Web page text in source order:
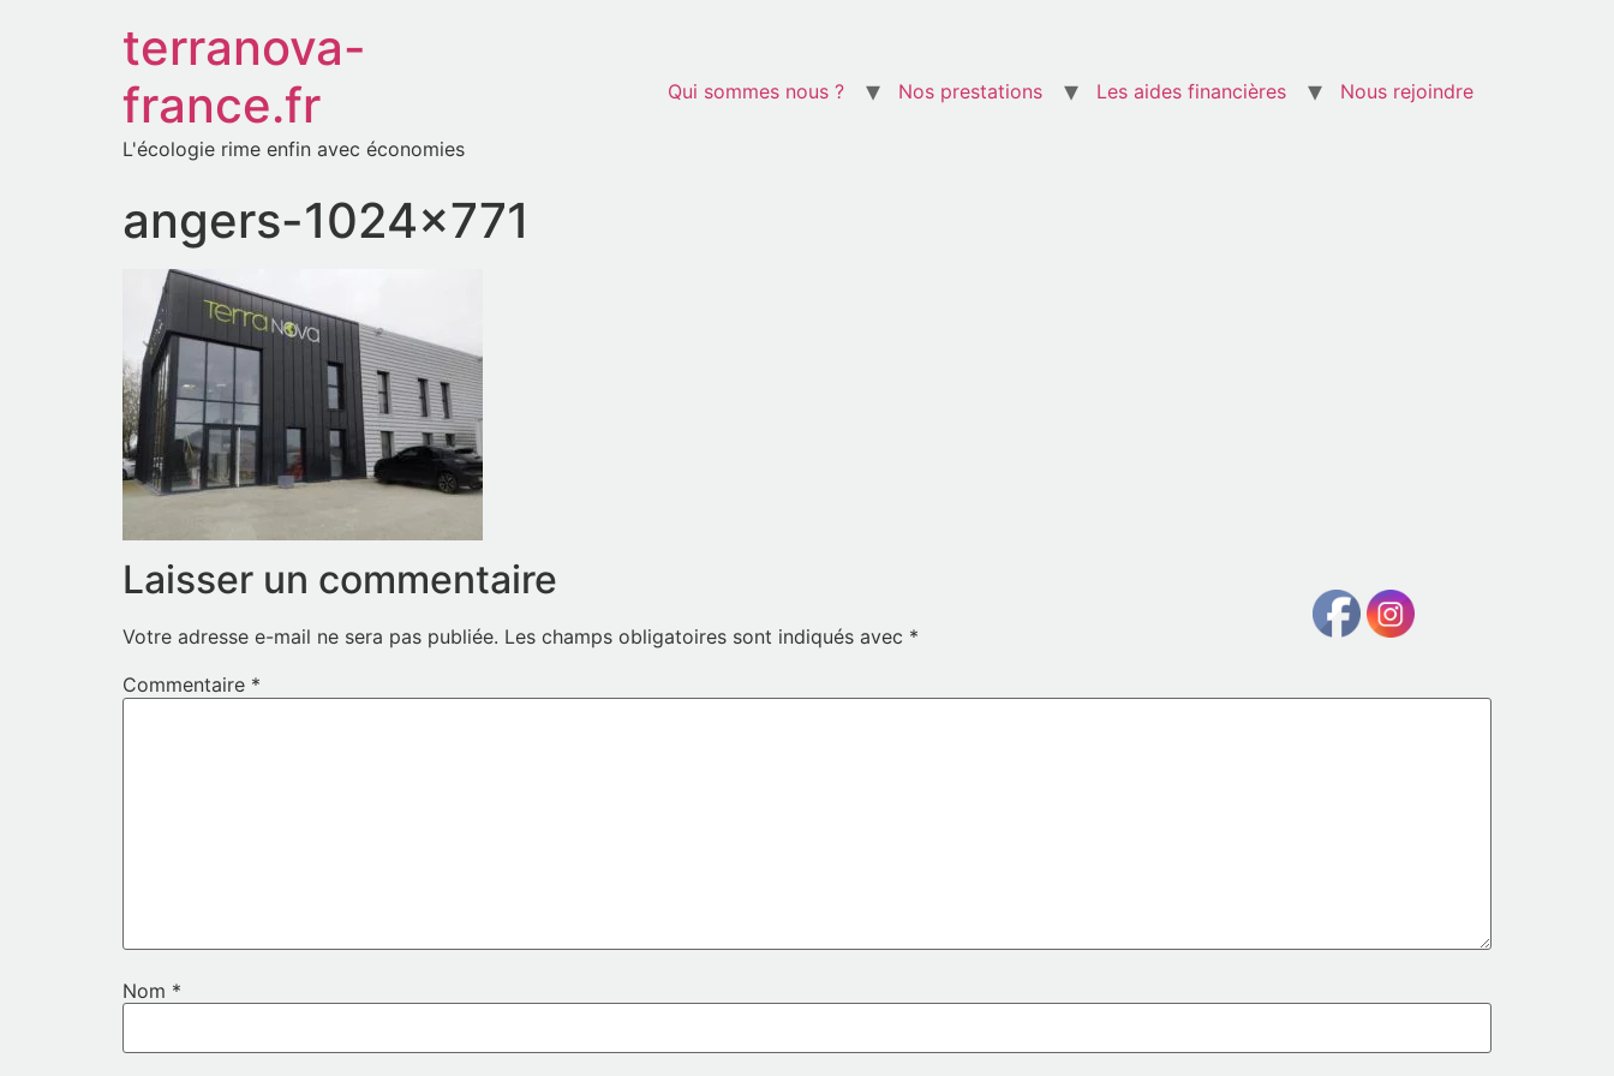
terranova-
france.fr
L'écologie rime enfin avec économies
Qui sommes nous ? Nos prestations Les aides financières Nous rejoindre
angers-1024×771
Laisser un commentaire
Votre adresse e-mail ne sera pas publiée. Les champs obligatoires sont indiqués avec *
Commentaire *
Nom *